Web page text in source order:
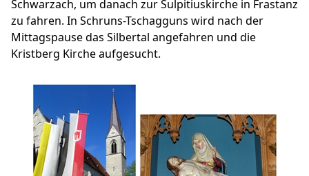
Schwarzach, um danach zur Sulpitiuskirche in Frastanz
zu fahren. In Schruns-Tschagguns wird nach der
Mittagspause das Silbertal angefahren und die
Kristberg Kirche aufgesucht.